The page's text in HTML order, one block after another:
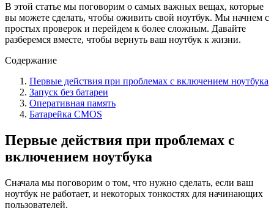
В этой статье мы поговорим о самых важных вещах, которые
вы можете сделать, чтобы оживить свой ноутбук. Мы начнем с
простых проверок и перейдем к более сложным. Давайте
разберемся вместе, чтобы вернуть ваш ноутбук к жизни.
Содержание
Первые действия при проблемах с включением ноутбука
Запуск без батареи
Оперативная память
Батарейка CMOS
Первые действия при проблемах с
включением ноутбука
Сначала мы поговорим о том, что нужно сделать, если ваш
ноутбук не работает, и некоторых тонкостях для начинающих
пользователей.